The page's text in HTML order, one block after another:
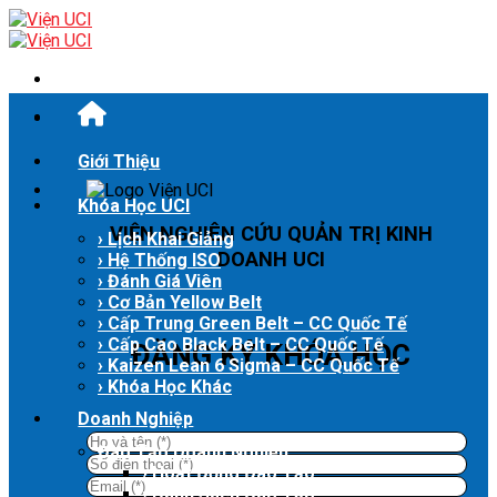
Skip
to
VIỆN NGHIÊN CỨU QUẢN TRỊ KINH
DOANH UCI
ĐĂNG KÝ KHÓA HỌC
Giới Thiệu
Khóa Học UCI
› Lịch Khai Giảng
› Hệ Thống ISO
› Đánh Giá Viên
› Cơ Bản Yellow Belt
› Cấp Trung Green Belt – CC Quốc Tế
› Cấp Cao Black Belt – CC Quốc Tế
› Kaizen Lean 6 Sigma – CC Quốc Tế
› Khóa Học Khác
Doanh Nghiệp
Đào Tạo Doanh Nghiệp
› Hoạt Động Đào Tạo